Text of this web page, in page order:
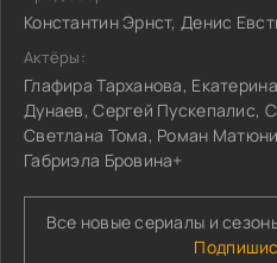
Константин Эрнст, Денис
Актёры:
Глафира Тарханова,
Дунаев, Сергей Пускепалис,
Светлана Тома, Роман
Габриэла Бровина+
Все новые сериалы и